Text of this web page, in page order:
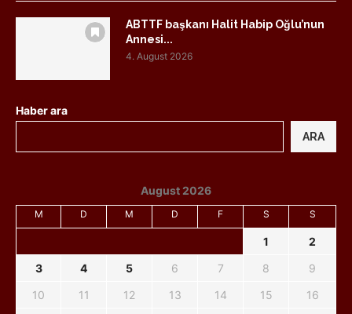
ABTTF başkanı Halit Habip Oğlu’nun
Annesi...
4. August 2026
Haber ara
ARA
August 2026
M D M D F S S
1
2
3
4 5 6 7 8
9
10
11 12 13 14 15 16